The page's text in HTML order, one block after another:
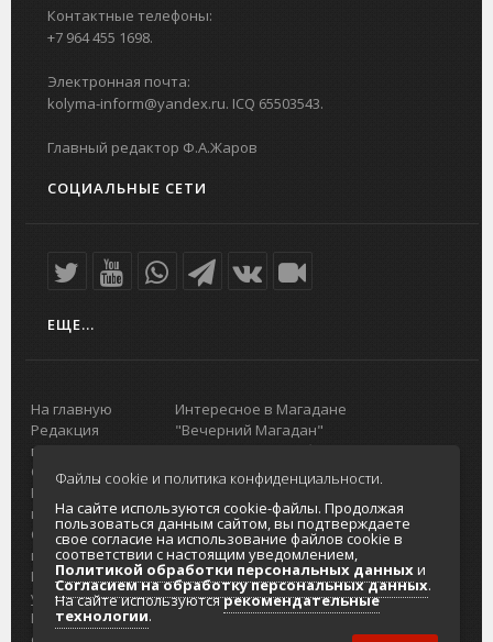
Контактные телефоны:
+7 964 455 1698.
Электронная почта:
kolyma-inform@yandex.ru. ICQ 65503543.
Главный редактор Ф.А.Жаров
СОЦИАЛЬНЫЕ СЕТИ
ЕЩЕ...
На главную
Редакция
портала
О проекте
Реклама на
портале
Отзывы и
предложения
Интернет-
услуги
Разработка
Интересное в Магадане
"Вечерний Магадан"
Реклама
Главный туристический портал
Колымы
Политика в отношении обработки
персональных данных
Согласие на обработку персональных
данных
Файлы cookie и политика конфиденциальности.
На сайте используются cookie-файлы. Продолжая
пользоваться данным сайтом, вы подтверждаете
свое согласие на использование файлов cookie в
соответствии с настоящим уведомлением,
Политикой обработки персональных данныхи
Согласием на обработку персональных данных.
На сайте используютсярекомендательные
технологии.